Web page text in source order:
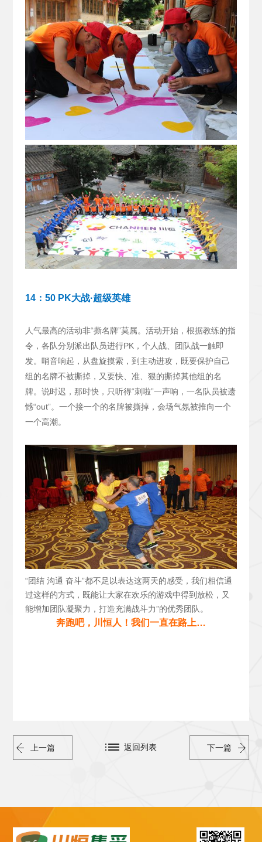
14：50 PK大战·超级英雄
人气最高的活动非“撕名牌”莫属。活动开始，根据教练的指
令，各队分别派出队员进行PK，个人战、团队战一触即
发。哨音响起，从盘旋摸索，到主动进攻，既要保护自己
组的名牌不被撕掉，又要快、准、狠的撕掉其他组的名
牌。说时迟，那时快，只听得“刺啦”一声响，一名队员被遗
憾“out”。一个接一个的名牌被撕掉，会场气氛被推向一个
一个高潮。
“团结 沟通 奋斗”都不足以表达这两天的感受，我们相信通
过这样的方式，既能让大家在欢乐的游戏中得到放松，又
能增加团队凝聚力，打造充满战斗力”的优秀团队。
奔跑吧，川恒人！我们一直在路上…
上一篇 下一篇
返回列表